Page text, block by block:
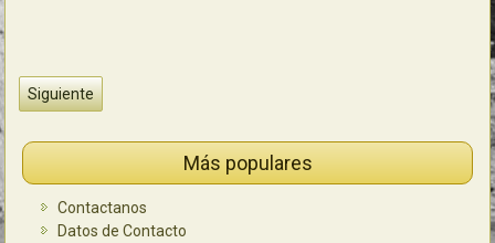
Siguiente
Más populares
Contactanos
Datos de Contacto